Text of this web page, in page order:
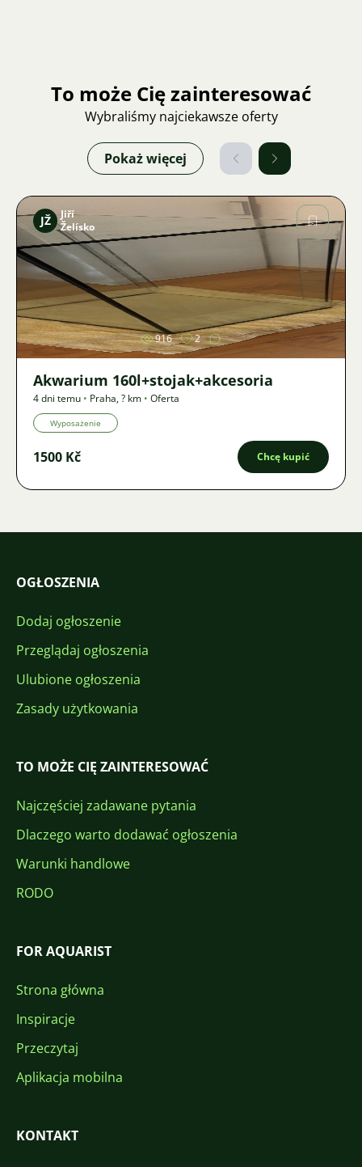
To może Cię zainteresować
Wybraliśmy najciekawsze oferty
Pokaż więcej
Zdjęcie
JŽ
Jiří
Želísko
916 2
Akwarium 160l+stojak+akcesoria
4 dni temu • Praha,? km • Oferta
Wyposażenie
1500 Kč Chcę kupić
OGŁOSZENIA
Dodaj ogłoszenie
Przeglądaj ogłoszenia
Ulubione ogłoszenia
Zasady użytkowania
TO MOŻE CIĘ ZAINTERESOWAĆ
Najczęściej zadawane pytania
Dlaczego warto dodawać ogłoszenia
Warunki handlowe
RODO
FOR AQUARIST
Strona główna
Inspiracje
Przeczytaj
Aplikacja mobilna
KONTAKT